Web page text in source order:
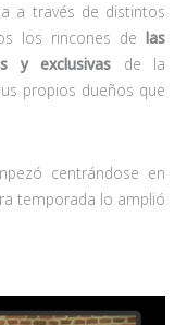
a través de distintos
los rincones de las
y exclusivas de la
propios dueños que
centrándose en
temporada lo amplió